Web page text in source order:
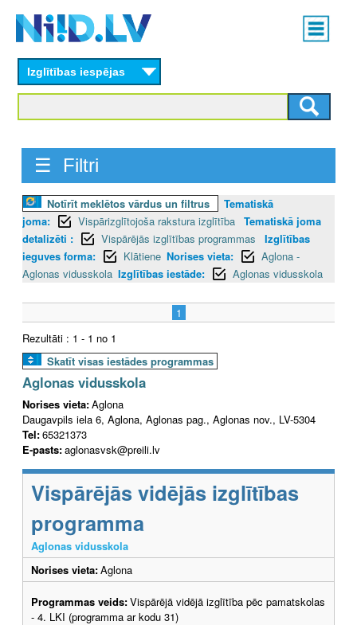
content
Main
menu
Izglītības iespējas
☰ Filtri
Notīrīt meklētos vārdus un filtrus
Tematiskā
joma:
Vispārizglītojoša rakstura izglītība Tematiskā joma
detalizēti :
Vispārējās izglītības programmas
Izglītības
ieguves forma:
Klātiene Norises vieta:
Aglona -
Aglonas vidusskola Izglītības iestāde: Aglonas vidusskola
1
Rezultāti : 1 - 1 no 1
Skatīt visas iestādes programmas
Aglonas vidusskola
Norises vieta:Aglona
Daugavpils iela 6, Aglona, Aglonas pag., Aglonas nov., LV-5304
Tel:65321373
E-pasts:aglonasvsk@preili.lv
Vispārējās vidējās izglītības
programma
Aglonas vidusskola
Norises vieta:Aglona
Programmas veids:Vispārējā vidējā izglītība pēc pamatskolas
- 4. LKI (programma ar kodu 31)